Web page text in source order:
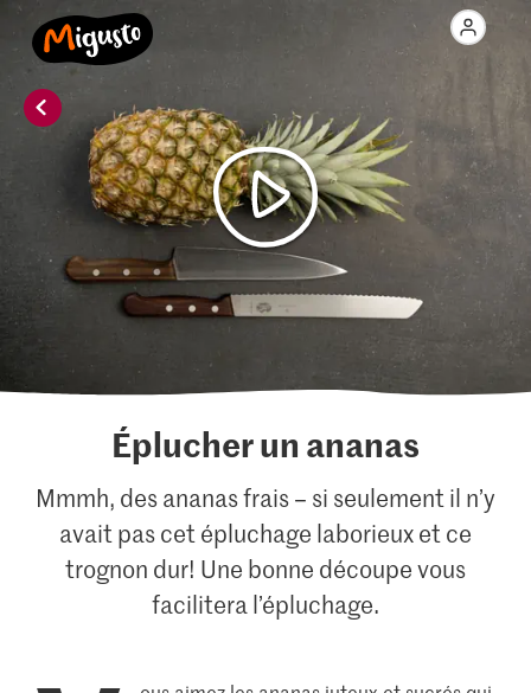
Éplucher un ananas
Mmmh, des ananas frais – si seulement il n’y
avait pas cet épluchage laborieux et ce
trognon dur! Une bonne découpe vous
facilitera l’épluchage.